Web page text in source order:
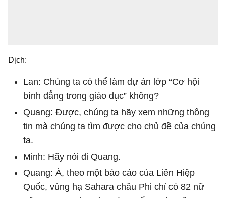
Dịch:
Lan: Chúng ta có thể làm dự án lớp “Cơ hội
bình đẳng trong giáo dục” không?
Quang: Được, chúng ta hãy xem những thông
tin mà chúng ta tìm được cho chủ đề của chúng
ta.
Minh: Hãy nói đi Quang.
Quang: À, theo một báo cáo của Liên Hiệp
Quốc, vùng hạ Sahara châu Phi chỉ có 82 nữ